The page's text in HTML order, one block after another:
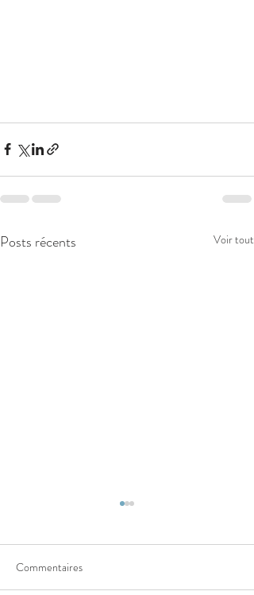
Posts récents Voir tout
Commentaires